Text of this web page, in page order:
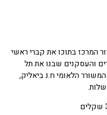
המרכז בתוכו את קברי ראשי
והעסקנים שבנו את תל
הלאומי ח.נ ביאליק,